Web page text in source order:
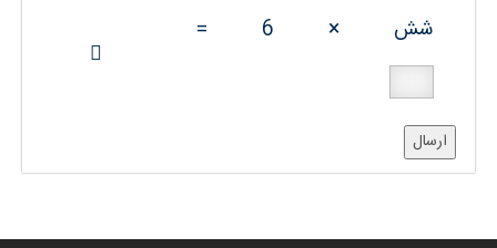
شش ×
6
=
ارسال